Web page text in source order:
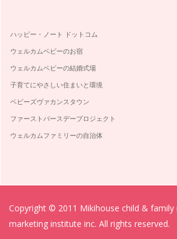
と、話すママがいますが、紅茶の国イギ…
忙しくても紅茶が飲みたい時には、やは
便利です。カップにポンと入れるだけ…
おうちで簡単アフタヌーンティーパーティ
ホテルやティールームで行われる優雅な
ティールームのメニューやティーショップ
紅茶を目にしたことがあると思います…
ハッピー・ノート ドットコム
ウェルカムベビーのお宿
ウェルカムベビーの結婚式場
子育てにやさしい住まいと環境
ベビーズヴァカンスタウン
ファーストバースデープロジェクト
ウェルカムファミリーの自治体
Copyright © 2011 Mikihouse child & family
marketing institute inc. All rights reserved.